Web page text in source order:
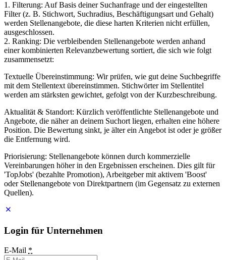
1. Filterung: Auf Basis deiner Suchanfrage und der eingestellten
Filter (z. B. Stichwort, Suchradius, Beschäftigungsart und Gehalt)
werden Stellenangebote, die diese harten Kriterien nicht erfüllen,
ausgeschlossen.
2. Ranking: Die verbleibenden Stellenangebote werden anhand
einer kombinierten Relevanzbewertung sortiert, die sich wie folgt
zusammensetzt:
Textuelle Übereinstimmung: Wir prüfen, wie gut deine Suchbegriffe
mit dem Stellentext übereinstimmen. Stichwörter im Stellentitel
werden am stärksten gewichtet, gefolgt von der Kurzbeschreibung.
Aktualität & Standort: Kürzlich veröffentlichte Stellenangebote und
Angebote, die näher an deinem Suchort liegen, erhalten eine höhere
Position. Die Bewertung sinkt, je älter ein Angebot ist oder je größer
die Entfernung wird.
Priorisierung: Stellenangebote können durch kommerzielle
Vereinbarungen höher in den Ergebnissen erscheinen. Dies gilt für
'TopJobs' (bezahlte Promotion), Arbeitgeber mit aktivem 'Boost'
oder Stellenangebote von Direktpartnern (im Gegensatz zu externen
Quellen).
Login für Unternehmen
E-Mail *